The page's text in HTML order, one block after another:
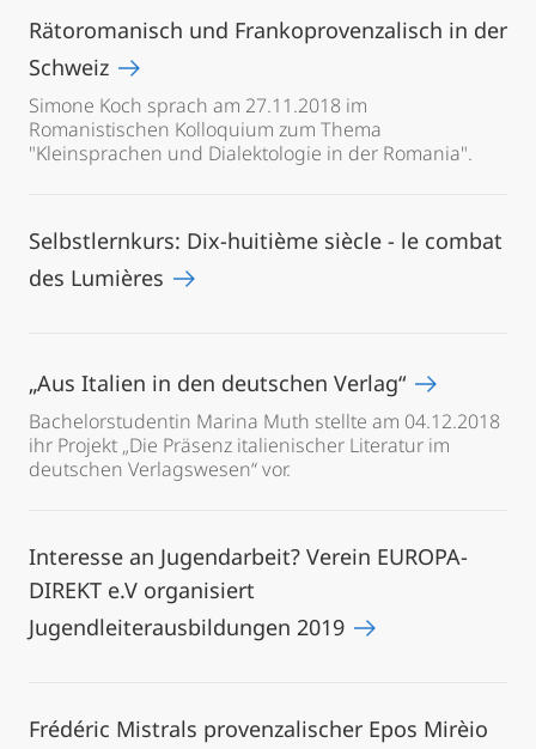
Rätoromanisch und Frankoprovenzalisch in der
Schweiz
Simone Koch sprach am 27.11.2018 im
Romanistischen Kolloquium zum Thema
"Kleinsprachen und Dialektologie in der Romania".
Selbstlernkurs: Dix-huitième siècle - le combat
des Lumières
„Aus Italien in den deutschen Verlag“
Bachelorstudentin Marina Muth stellte am 04.12.2018
ihr Projekt „Die Präsenz italienischer Literatur im
deutschen Verlagswesen“ vor.
Interesse an Jugendarbeit? Verein EUROPA-
DIREKT e.V organisiert
Jugendleiterausbildungen 2019
Frédéric Mistrals provenzalischer Epos Mirèio